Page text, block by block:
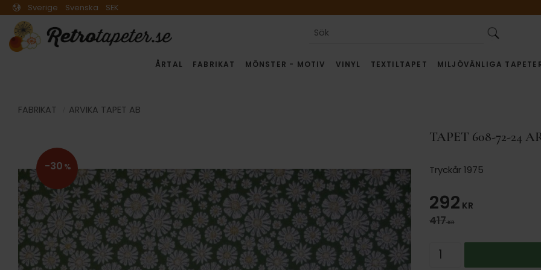
Sverige Svenska SEK
ÅRTAL FABRIKAT MÖNSTER - MOTIV VINYL TEXTILTAPET MILJÖVÄNLIGA
FABRIKAT ARVIKA TAPET AB
TAPET 608-72-24
Tryckår 1975
30 %
Nedsatt pris:
292 KR
Ordinarie pris:
417KR